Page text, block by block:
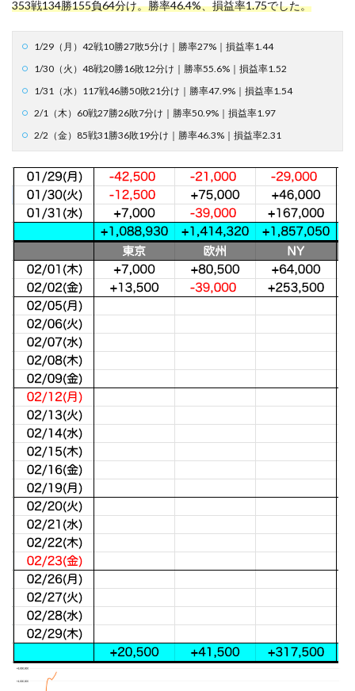
353戦134勝155負64分け。勝率46.4%、損益率1.75でした。
1/29（月）42戦10勝27敗5分け｜勝率27%｜損益率1.44
1/30（火）48戦20勝16敗12分け｜勝率55.6%｜損益率1.52
1/31（水）117戦46勝50敗21分け｜勝率47.9%｜損益率1.54
2/1（木）60戦27勝26敗7分け｜勝率50.9%｜損益率1.97
2/2（金）85戦31勝36敗19分け｜勝率46.3%｜損益率2.31